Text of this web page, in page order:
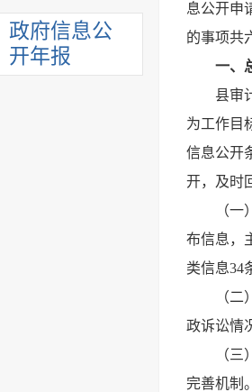
政府信息公
开年报
息公开申
的事项共
一、
县审
为工作目
信息公开
开，及时
（
布信息，
类信息34
（
政诉讼情
（
完善机制